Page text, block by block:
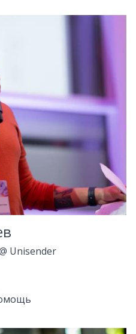
Unisender